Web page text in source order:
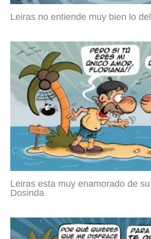
Leiras no entiende muy bien lo
Leiras esta muy enamorado de
Dosinda